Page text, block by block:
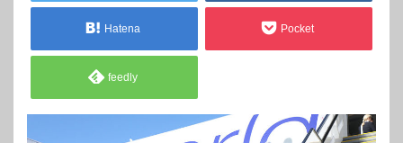
Hatena Pocket
feedly